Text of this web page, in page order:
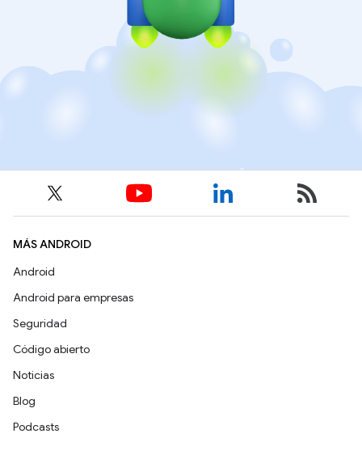
MÁS ANDROID
Android
Android para empresas
Seguridad
Código abierto
Noticias
Blog
Podcasts